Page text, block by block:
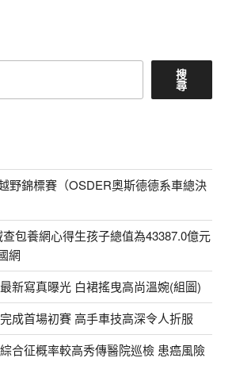
搜
尋
野錦標賽（OSDER奧斯德德系車總決
包養網心得生孩子總值為43387.0億元
網
新寫真曝光 白裙搖曳高尚溫婉(組圖)
成首場初賽 高手車技高深令人折服
合征概率較高秀傳醫院巡檢 患癌風險